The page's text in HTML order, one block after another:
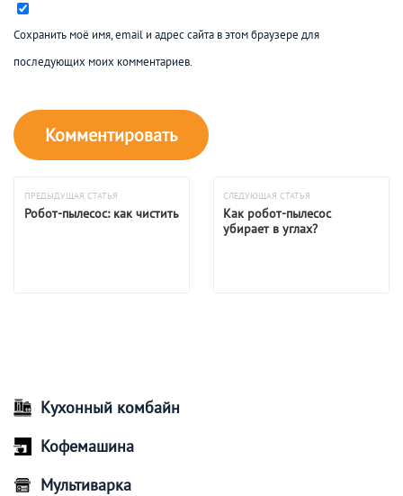
Сохранить моё имя, email и адрес сайта в этом браузере для
последующих моих комментариев.
ПРЕДЫДУЩАЯ СТАТЬЯ
Робот-пылесос: как чистить
СЛЕДУЮЩАЯ СТАТЬЯ
Как робот-пылесос
убирает в углах?
Кухонный комбайн
Кофемашина
Мультиварка